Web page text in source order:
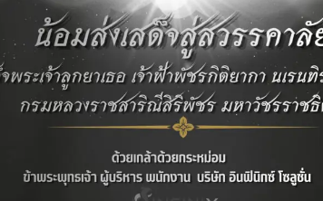
ขนาดและน้ำหนัก
ขนาด: 165 มม. x 172 มม. x 50 มม.
น้ำหนัก:
รุ่นโมโน: 85 กรัม
รุ่นสเตอริโอ: 111 กรัม